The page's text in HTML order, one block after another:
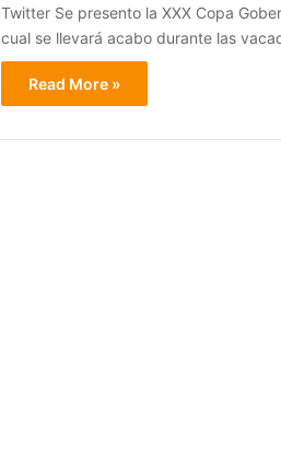
Twitter Se presento la XXX Copa
cual se llevará acabo durante las
Read More »